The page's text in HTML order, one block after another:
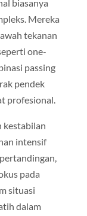
biasanya
Mereka
tekanan
one-
passing
pendek
profesional.
kestabilan
intensif
pada
situasi
dalam